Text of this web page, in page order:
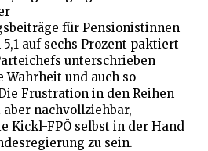
für Pensionistinnen
auf sechs Prozent paktiert
unterschrieben
Wahrheit und auch so
Frustration in den Reihen
nachvollziehbar,
Kickl-FPÖ selbst in der Hand
zu sein.